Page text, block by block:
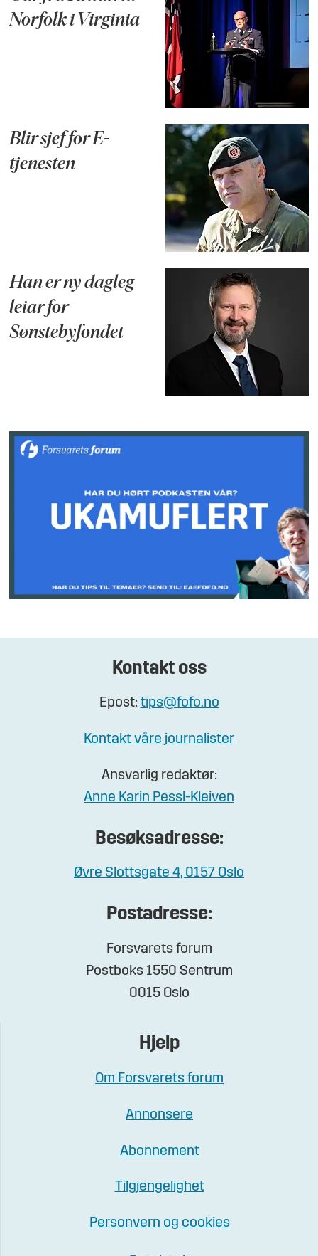
Norfolk i Virginia
Blir sjef for E-
tjenesten
Han er ny dagleg
leiar for
Sønstebyfondet
Kontakt oss
Epost: tips@fofo.no
Kontakt våre journalister
Ansvarlig redaktør:
Anne Karin Pessl-Kleiven
Besøksadresse:
Øvre Slottsgate 4, 0157 Oslo
Postadresse:
Forsvarets forum
Postboks 1550 Sentrum
0015 Oslo
Hjelp
Om Forsvarets forum
Annonsere
Abonnement
Tilgjengelighet
Personvern og cookies